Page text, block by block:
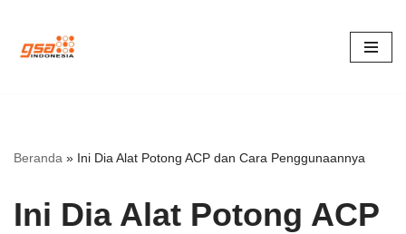
Lompat
Beranda » Ini Dia Alat Potong ACP dan Cara Penggunaannya
Ini Dia Alat Potong ACP